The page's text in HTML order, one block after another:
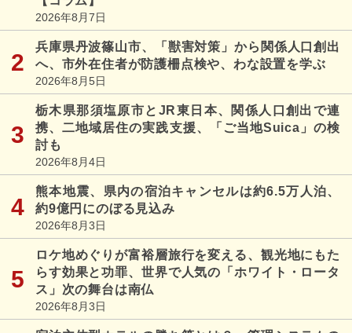
2026年8月7日
兵庫県丹波篠山市、「獣害対策」から関係人口創出
へ、市外在住者が防護柵点検や、わな設置を学ぶ
2026年8月5日
栃木県那須塩原市とJR東日本、関係人口創出で連
携、二地域居住の実践支援、「ご当地Suica」の検
討も
2026年8月4日
熊本地震、県内の宿泊キャンセルは約6.5万人泊、
約9億円にのぼる見込み
2026年8月3日
ロケ地めぐりが富裕層旅行を変える、観光地にもた
らす効果と功罪、世界で人気の「ホワイト・ロータ
ス」次の舞台は南仏
2026年8月3日